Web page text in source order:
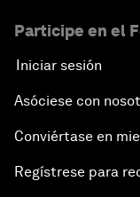
Participe en el
Iniciar sesión
Asóciese con
Conviértase en
Regístrese para